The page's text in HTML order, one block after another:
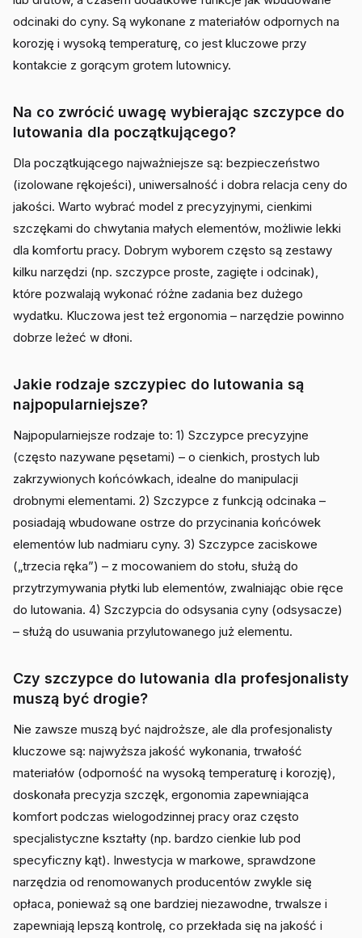
odcinaki do cyny. Są wykonane z materiałów odpornych na
korozję i wysoką temperaturę, co jest kluczowe przy
kontakcie z gorącym grotem lutownicy.
Na co zwrócić uwagę wybierając szczypce do
lutowania dla początkującego?
Dla początkującego najważniejsze są: bezpieczeństwo
(izolowane rękojeści), uniwersalność i dobra relacja ceny do
jakości. Warto wybrać model z precyzyjnymi, cienkimi
szczękami do chwytania małych elementów, możliwie lekki
dla komfortu pracy. Dobrym wyborem często są zestawy
kilku narzędzi (np. szczypce proste, zagięte i odcinak),
które pozwalają wykonać różne zadania bez dużego
wydatku. Kluczowa jest też ergonomia – narzędzie powinno
dobrze leżeć w dłoni.
Jakie rodzaje szczypiec do lutowania są
najpopularniejsze?
Najpopularniejsze rodzaje to: 1) Szczypce precyzyjne
(często nazywane pęsetami) – o cienkich, prostych lub
zakrzywionych końcówkach, idealne do manipulacji
drobnymi elementami. 2) Szczypce z funkcją odcinaka –
posiadają wbudowane ostrze do przycinania końcówek
elementów lub nadmiaru cyny. 3) Szczypce zaciskowe
(„trzecia ręka”) – z mocowaniem do stołu, służą do
przytrzymywania płytki lub elementów, zwalniając obie ręce
do lutowania. 4) Szczypcia do odsysania cyny (odsysacze)
– służą do usuwania przylutowanego już elementu.
Czy szczypce do lutowania dla profesjonalisty
muszą być drogie?
Nie zawsze muszą być najdroższe, ale dla profesjonalisty
kluczowe są: najwyższa jakość wykonania, trwałość
materiałów (odporność na wysoką temperaturę i korozję),
doskonała precyzja szczęk, ergonomia zapewniająca
komfort podczas wielogodzinnej pracy oraz często
specjalistyczne kształty (np. bardzo cienkie lub pod
specyficzny kąt). Inwestycja w markowe, sprawdzone
narzędzia od renomowanych producentów zwykle się
opłaca, ponieważ są one bardziej niezawodne, trwalsze i
zapewniają lepszą kontrolę, co przekłada się na jakość i